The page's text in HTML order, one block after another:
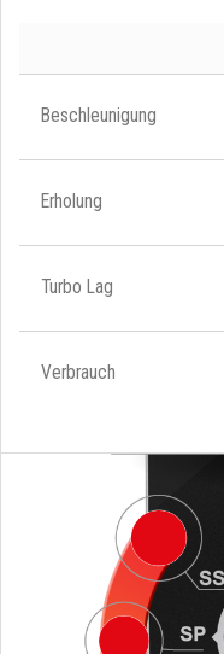
Beschleunigung
Erholung
Turbo Lag
Verbrauch